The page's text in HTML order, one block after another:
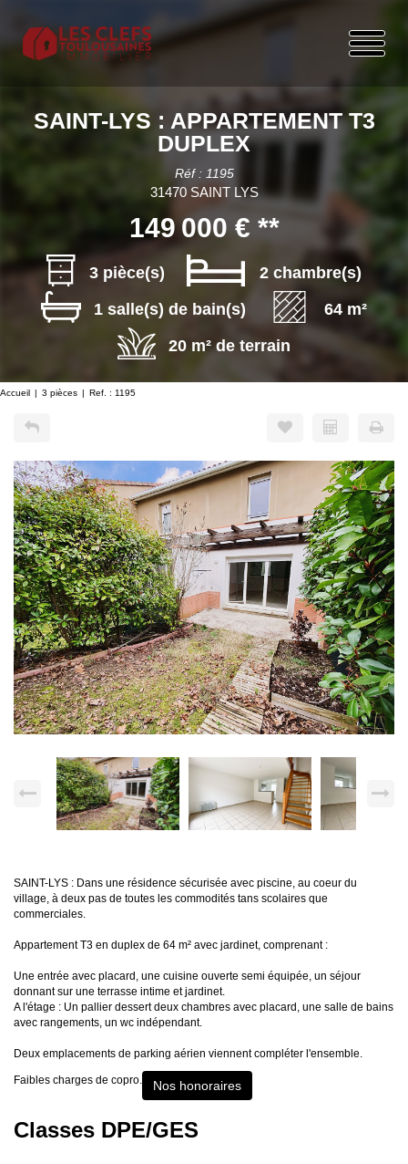
SAINT-LYS : APPARTEMENT T3
DUPLEX
Réf : 1195
31470 SAINT LYS
149 000 € **
3 pièce(s)
2 chambre(s)
1 salle(s) de bain(s)
64 m²
20 m² de terrain
Accueil 3 pièces Ref. : 1195
SAINT-LYS : Dans une résidence sécurisée avec piscine, au coeur du
village, à deux pas de toutes les commodités tans scolaires que
commerciales.
Appartement T3 en duplex de 64 m² avec jardinet, comprenant :
Une entrée avec placard, une cuisine ouverte semi équipée, un séjour
donnant sur une terrasse intime et jardinet.
A l'étage : Un pallier dessert deux chambres avec placard, une salle de bains
avec rangements, un wc indépendant.
Deux emplacements de parking aérien viennent compléter l'ensemble.
Faibles charges de copro. Nos honoraires
Classes DPE/GES